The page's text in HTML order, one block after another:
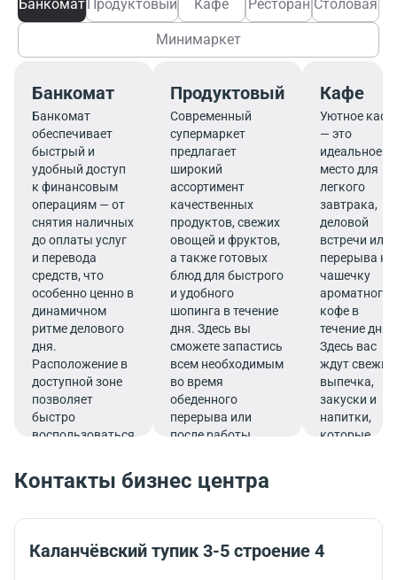
Банкомат Продуктовый Кафе Ресторан Столовая
Минимаркет
Банкомат
Банкомат
обеспечивает
быстрый и
удобный доступ
к финансовым
операциям — от
снятия наличных
до оплаты услуг
и перевода
средств, что
особенно ценно в
динамичном
ритме делового
дня.
Расположение в
доступной зоне
позволяет
быстро
воспользоваться
Продуктовый
Современный
супермаркет
предлагает
широкий
ассортимент
качественных
продуктов, свежих
овощей и фруктов,
а также готовых
блюд для быстрого
и удобного
шопинга в течение
дня. Здесь вы
сможете запастись
всем необходимым
во время
обеденного
перерыва или
после работы.
Кафе
Уютное кафе
— это
идеальное
место для
легкого
завтрака,
деловой
встречи или
перерыва на
чашечку
ароматного
кофе в
течение дня.
Здесь вас
ждут свежие
выпечка,
закуски и
напитки,
которые
продуктивно
работу.
Контакты бизнес центра
Каланчёвский тупик 3-5 строение 4